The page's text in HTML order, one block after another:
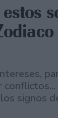
signos